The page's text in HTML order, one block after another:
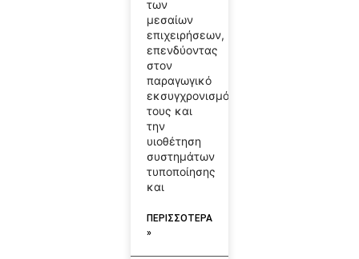
των
μεσαίων
επιχειρήσεων,
επενδύοντας
στον
παραγωγικό
εκσυγχρονισμό
τους και
την
υιοθέτηση
συστημάτων
τυποποίησης
και
ΠΕΡΙΣΣΟΤΕΡΑ
»